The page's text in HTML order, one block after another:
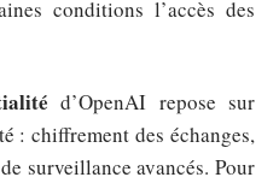
conditions l’accès des
d’OpenAI repose sur
: chiffrement des échanges,
surveillance avancés. Pour